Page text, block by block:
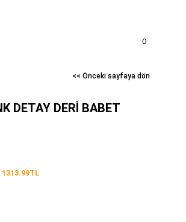
0
<< Önceki sayfaya dön
DETAY DERI BABET
1313.99TL